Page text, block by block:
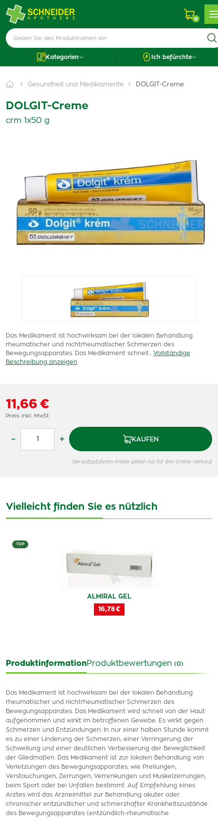
0
Kategorien Ich befürchte
Gesundheit und Medikamente DOLGIT-Creme
DOLGIT-Creme
crm 1x50 g
Das Medikament ist hochwirksam bei der lokalen Behandlung
rheumatischer und nichtrheumatischer Schmerzen des
Bewegungsapparates. Das Medikament schnell...
Vollständige
Beschreibung anzeigen
11,66 €
Preis inkl. MwSt
– + KAUFEN
Die aufgeführten Preise gelten nur für den Online-Verkauf
Vielleicht finden Sie es nützlich
TOP
ALMIRAL GEL
16,78 €
ProduktinformationProduktbewertungen (0)
Das Medikament ist hochwirksam bei der lokalen Behandlung
rheumatischer und nichtrheumatischer Schmerzen des
Bewegungsapparates. Das Medikament wird schnell von der Haut
aufgenommen und wirkt im betroffenen Gewebe. Es wirkt gegen
Schmerzen und Entzündungen. In nur einer halben Stunde kommt
es zu einer Linderung der Schmerzen, einer Verringerung der
Schwellung und einer deutlichen Verbesserung der Beweglichkeit
der Gliedmaßen. Das Medikament ist zur lokalen Behandlung von
Verletzungen des Bewegungsapparates, wie Prellungen,
Verstauchungen, Zerrungen, Verrenkungen und Muskelzerrungen,
beim Sport oder bei Unfällen bestimmt. Auf Empfehlung eines
Arztes wird das Arzneimittel zur Behandlung akuter oder
chronischer entzündlicher und schmerzhafter Krankheitszustände
des Bewegungsapparates (entzündlich-rheumatische